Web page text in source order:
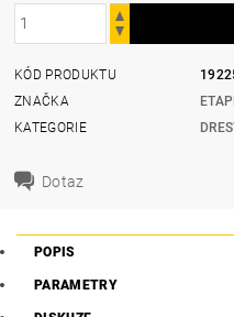
KÓD PRODUKTU
ZNAČKA
KATEGORIE
Dotaz
POPIS
PARAMETRY